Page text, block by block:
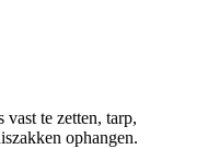
vast te zetten, tarp,
ophangen.